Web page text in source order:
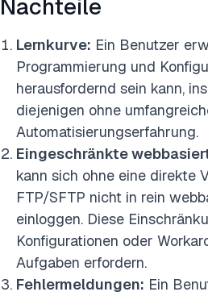
Nachteile
Lernkurve: Ein Benutzer
Programmierung und
herausfordernd sein kann,
diejenigen ohne
Automatisierungserfahrung.
Eingeschränkte
kann sich ohne eine direkte
FTP/SFTP nicht in rein
einloggen. Diese
Konfigurationen oder
Aufgaben erfordern.
Fehlermeldungen: Ein